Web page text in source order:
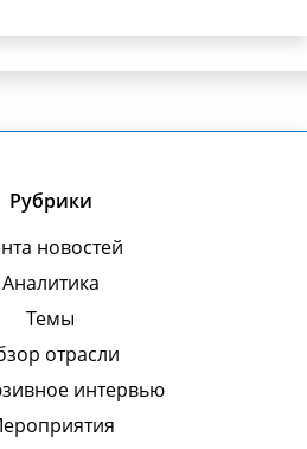
Рубрики
новостей
Аналитика
Темы
отрасли
интервью